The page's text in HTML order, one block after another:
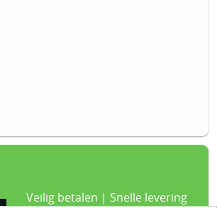
Veilig betalen | Snelle levering